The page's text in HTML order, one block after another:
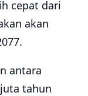
cepat dari
akan
antara
tahun